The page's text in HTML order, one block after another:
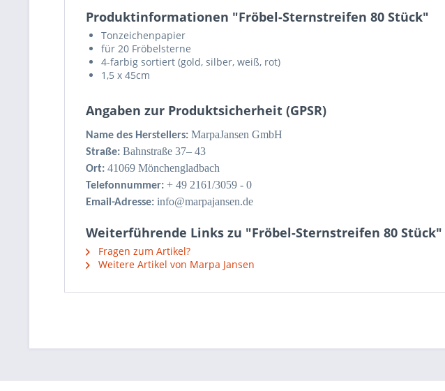
Produktinformationen "Fröbel-Sternstreifen 80 Stück"
Tonzeichenpapier
für 20 Fröbelsterne
4-farbig sortiert (gold, silber, weiß, rot)
1,5 x 45cm
Angaben zur Produktsicherheit (GPSR)
Name des Herstellers: MarpaJansen GmbH
Straße: Bahnstraße 37– 43
Ort: 41069 Mönchengladbach
Telefonnummer: + 49 2161/3059 - 0
Email-Adresse: info@marpajansen.de
Weiterführende Links zu "Fröbel-Sternstreifen 80 Stück"
Fragen zum Artikel?
Weitere Artikel von Marpa Jansen